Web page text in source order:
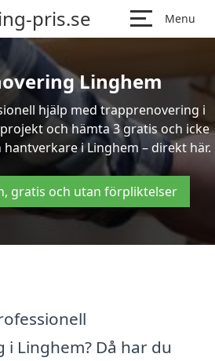
pris.se Menu
Linghem
hjälp med trapprenovering i
och hämta 3 gratis och icke
i Linghem – direkt här.
gratis och utan förpliktelser
Linghem? Då har du